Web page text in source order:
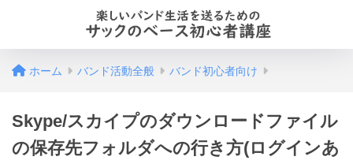
ホーム バンド活動全般 バンド初心者向け
Skype/スカイプのダウンロードファイル
の保存先フォルダへの行き方(ログインあ